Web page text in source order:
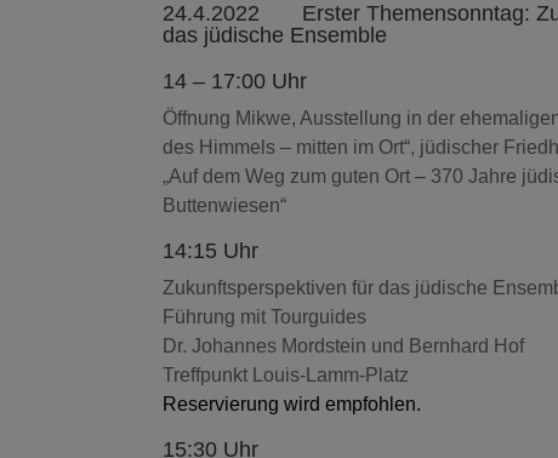
24.4.2022 Erster Themensonntag:
das jüdische Ensemble
14 – 17:00 Uhr
Öffnung Mikwe, Ausstellung in der
des Himmels – mitten im Ort“, jüdischer
„Auf dem Weg zum guten Ort – 370 Jahre
Buttenwiesen“
14:15 Uhr
Zukunftsperspektiven für das jüdische
Führung mit Tourguides
Dr. Johannes Mordstein und Bernhard Hof
Treffpunkt Louis-Lamm-Platz
Reservierung wird empfohlen.
15:30 Uhr